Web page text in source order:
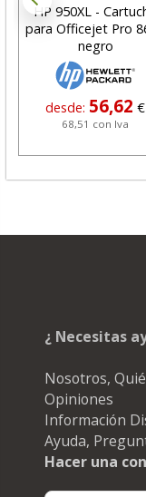
HP 950XL -
para Officejet Pro
negro
desde: 56,62 €
68,51 con Iva
¿ Necesitas
Nosotros,
Opiniones
Información
Ayuda,
Hacer una